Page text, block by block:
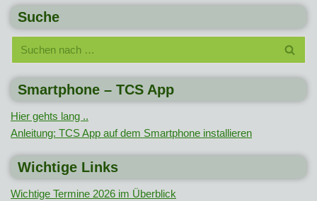
Suche
Smartphone – TCS App
Hier gehts lang ..
Anleitung: TCS App auf dem Smartphone installieren
Wichtige Links
Wichtige Termine 2026 im Überblick